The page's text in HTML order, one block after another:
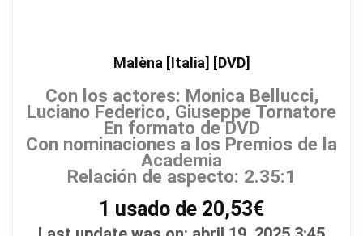
Malèna [Italia] [DVD]
Con los actores: Monica Bellucci,
Luciano Federico, Giuseppe Tornatore
En formato de DVD
Con nominaciones a los Premios de la
Academia
Relación de aspecto: 2.35:1
1 usado de 20,53€